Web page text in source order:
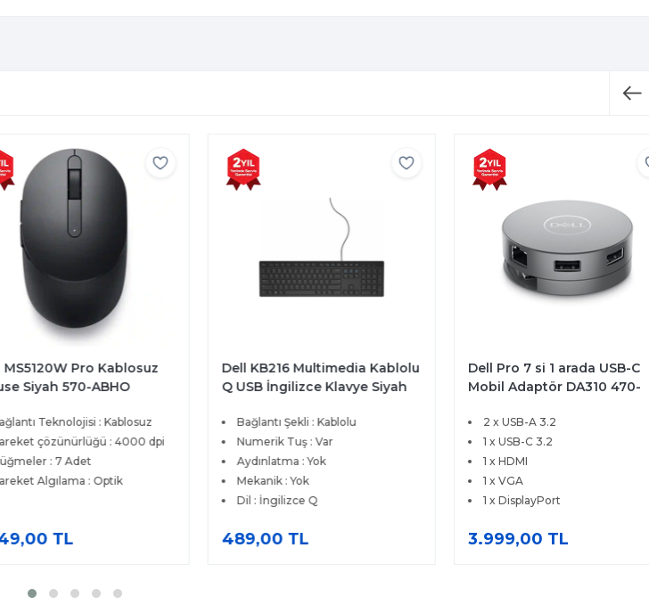
MS5120W Pro Kablosuz
Siyah 570-ABHO
Teknolojisi : Kablosuz
çözünürlüğü : 4000 dpi
: 7 Adet
Algılama : Optik
TL
Dell KB216 Multimedia Kablolu
Q USB İngilizce Klavye Siyah
Bağlantı Şekli : Kablolu
Numerik Tuş : Var
Aydınlatma : Yok
Mekanik : Yok
Dil : İngilizce Q
489,00 TL
Dell Pro 7 si 1 arada USB-C
Mobil Adaptör DA310 470-
2 x USB-A 3.2
1 x USB-C 3.2
1 x HDMI
1 x VGA
1 x DisplayPort
3.999,00 TL